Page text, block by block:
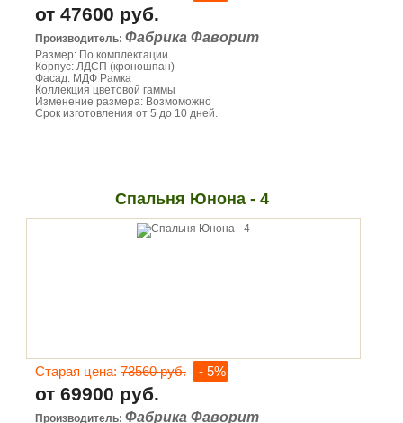
от 47600 руб.
Производитель: Фабрика Фаворит
Размер: По комплектации
Корпус: ЛДСП (кроношпан)
Фасад: МДФ Рамка
Коллекция цветовой гаммы
Изменение размера: Возмоможно
Срок изготовления от 5 до 10 дней.
Спальня Юнона - 4
Старая цена: 73560 руб. - 5%
от 69900 руб.
Производитель: Фабрика Фаворит